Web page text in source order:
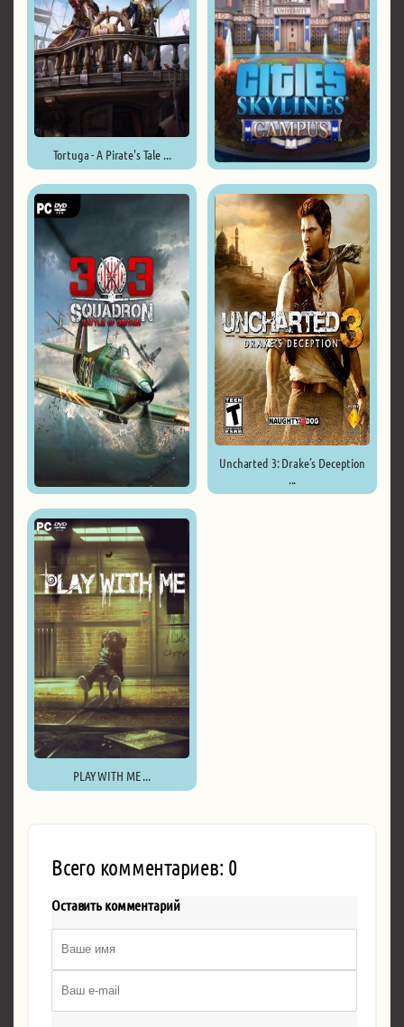
Tortuga - A Pirate's Tale ...
Uncharted 3: Drake’s Deception
...
PLAY WITH ME ...
Всего комментариев: 0
Оставить комментарий